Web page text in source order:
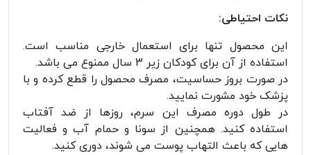
نکات احتیاطی:
این محصول تنها برای استعمال خارجی مناسب است.
استفاده از آن برای کودکان زیر 3 سال ممنوع می باشد.
در صورت بروز حساسیت، مصرف محصول را قطع کرده و با
پزشک خود مشورت نمایید.
در طول دوره مصرف این سرم، روزها از ضد آفتاب
استفاده کنید. همچنین از سونا و حمام آب و فعالیت
هایی که باعث التهاب پوست می شوند، دوری کنید.